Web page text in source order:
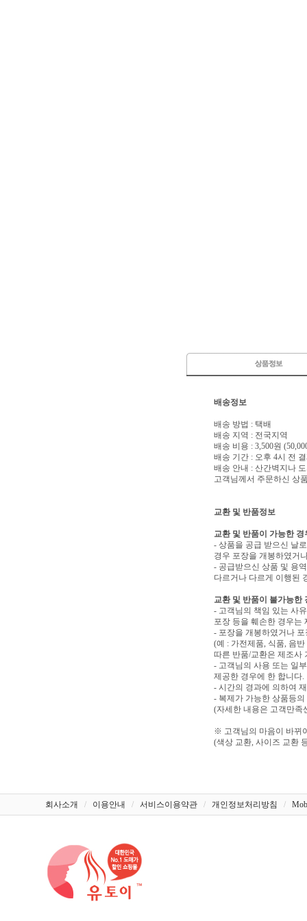
배송정보
배송 방법 : 택배
배송 지역 : 전국지역
배송 비용 : 3,500원
배송 기간 : 오후 4시 전
배송 안내 : 산간벽지나
고객님께서 주문하신 상
교환 및 반품정보
교환 및 반품이 가능한 경
- 상품을 공급 받으신 날
경우 포장을 개봉하였거
- 공급받으신 상품 및 용
다르거나 다르게 이행된
교환 및 반품이 불가능한
- 고객님의 책임 있는 사
포장 등을 훼손한 경우는
- 포장을 개봉하였거나
(예 : 가전제품, 식품, 음
따른 반품/교환은 제조사
- 고객님의 사용 또는 일
제공한 경우에 한 합니다.
- 시간의 경과에 의하여
- 복제가 가능한 상품등
(자세한 내용은 고객만족
※ 고객님의 마음이 바뀌
(색상 교환, 사이즈 교환
회사소개 / 이용안내 / 서비스이용약관 / 개인정보처리방침 /